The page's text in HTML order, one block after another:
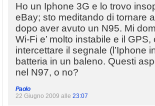
Ho un Iphone 3G e lo trovo
eBay; sto meditando di tornare
dopo aver avuto un N95. Mi
Wi-Fi e’ molto instabile e il
intercettare il segnale (l’Iphone
batteria in un baleno. Questi
nel N97, o no?
Paolo
22 Giugno 2009 alle 23:07